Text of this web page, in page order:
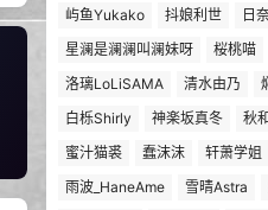
屿鱼Yukako
抖娘利世 日
星澜是澜澜叫澜妹呀
桜桃喵
洛璃LoLiSAMA
清水由乃
白栎Shirly
神楽坂真冬 秋
蜜汁猫裘
蠢沫沫 轩萧学姐
雨波_HaneAme
雪晴Astra